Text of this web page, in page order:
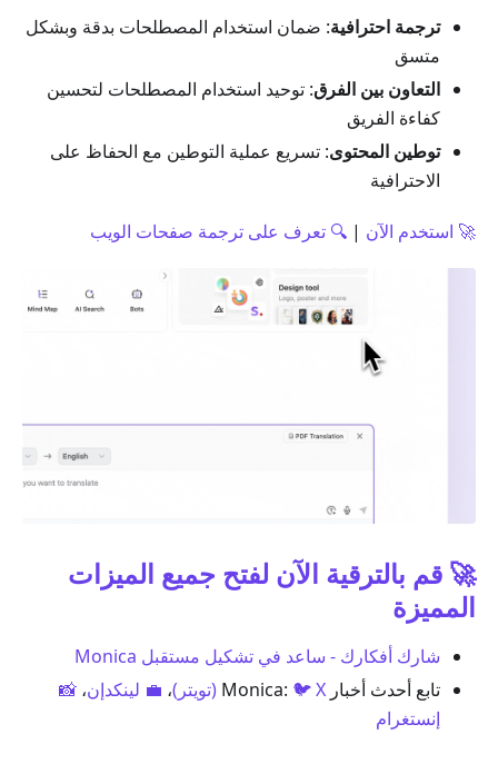
ترجمة احترافية: ضمان استخدام المصطلحات بدقة وبشكل
متسق
التعاون بين الفرق: توحيد استخدام المصطلحات لتحسين
كفاءة الفريق
توطين المحتوى: تسريع عملية التوطين مع الحفاظ على
الاحترافية
🚀 استخدم الآن | 🔍 تعرف على ترجمة صفحات الويب
🚀 قم بالترقية الآن لفتح جميع الميزات
المميزة
شارك أفكارك - ساعد في تشكيل مستقبل Monica
تابع أحدث أخبار Monica: 🐦 X (تويتر) ، 💼 لينكدإن، 📸
إنستغرام